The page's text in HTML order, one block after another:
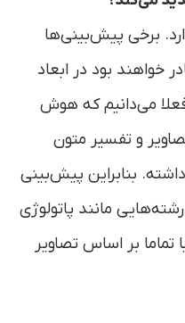
برخی پیش‌بینی‌ها
خواهند بود در ابعاد
می‌دانیم که هوش
و تفسیر متون
بنابراین پیش‌بینی
مانند پاتولوژی
تماما بر اساس تصاویر